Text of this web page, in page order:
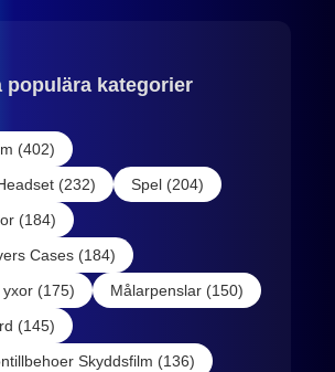
kategorier
(402)
(232)
Spel (204)
(184)
Cases (184)
(175)
Målarpenslar (150)
(145)
Skyddsfilm (136)